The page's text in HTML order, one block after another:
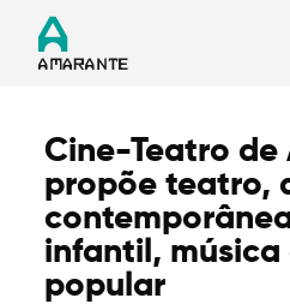
Termo de Pesquisa
Cine-Teatro de
propõe teatro,
infantil, música
popular